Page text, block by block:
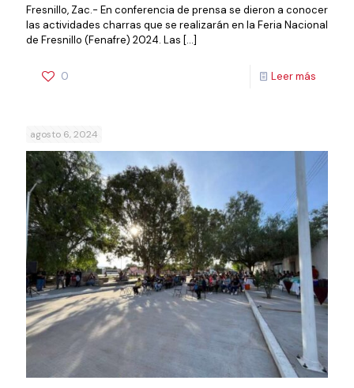
Fresnillo, Zac.- En conferencia de prensa se dieron a conocer
las actividades charras que se realizarán en la Feria Nacional
de Fresnillo (Fenafre) 2024. Las […]
0 Leer más
agosto 6, 2024